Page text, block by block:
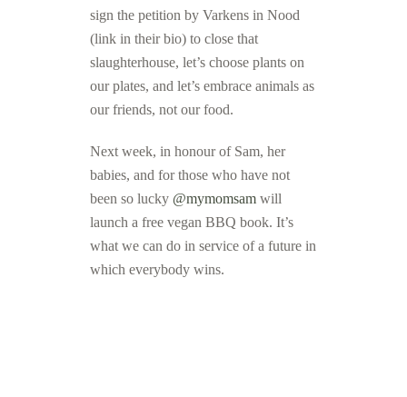
sign the petition by Varkens in Nood
(link in their bio) to close that
slaughterhouse, let’s choose plants on
our plates, and let’s embrace animals as
our friends, not our food.
Next week, in honour of Sam, her
babies, and for those who have not
been so lucky @mymomsam will
launch a free vegan BBQ book. It’s
what we can do in service of a future in
which everybody wins.